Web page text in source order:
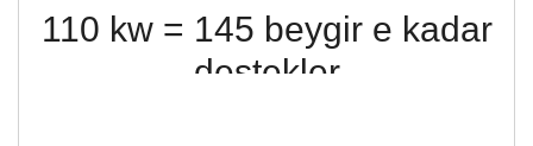
110 kw = 145 beygir e kadar
destekler